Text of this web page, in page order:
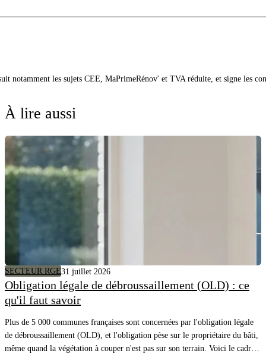
notamment les sujets CEE, MaPrimeRénov' et TVA réduite, et signe les
À lire aussi
SECTEUR RGE31 juillet 2026
Obligation légale de débroussaillement (OLD) : ce
qu'il faut savoir
Plus de 5 000 communes françaises sont concernées par l'obligation légale
de débroussaillement (OLD), et l'obligation pèse sur le propriétaire du bâti,
même quand la végétation à couper n'est pas sur son terrain. Voici le cadre,